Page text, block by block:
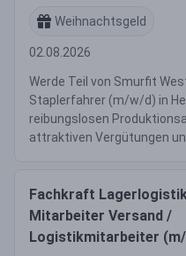
Weihnachtsgeld
02.08.2026
Werde Teil von Smurfit
Staplerfahrer (m/w/d) in
reibungslosen
attraktiven Vergütungen
Fachkraft
Mitarbeiter Versand /
Logistikmitarbeiter